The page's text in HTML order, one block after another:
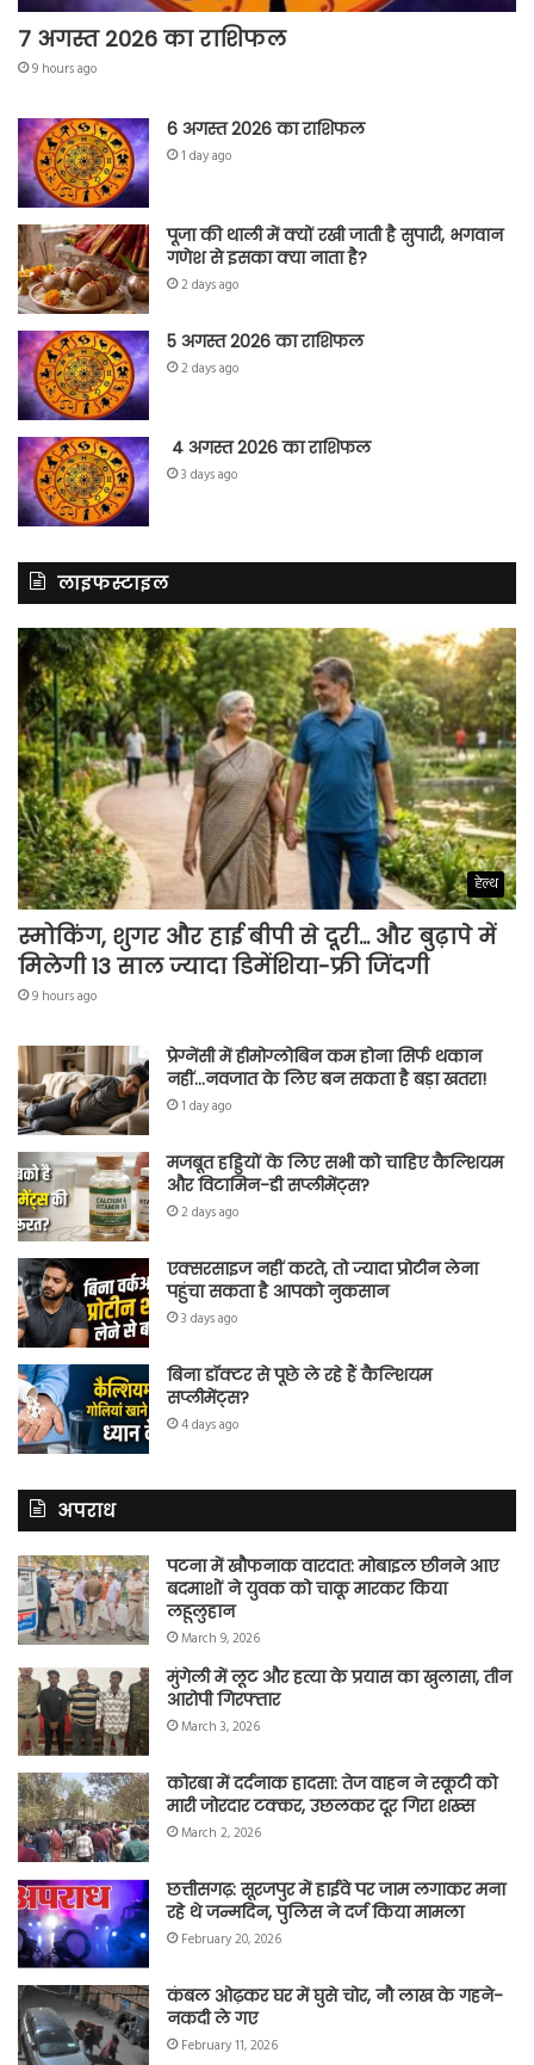
7 अगस्त 2026 का राशिफल
9 hours ago
6 अगस्त 2026 का राशिफल
1 day ago
पूजा की थाली में क्यों रखी जाती है सुपारी, भगवान
गणेश से इसका क्या नाता है?
2 days ago
5 अगस्त 2026 का राशिफल
2 days ago
4 अगस्त 2026 का राशिफल
3 days ago
लाइफस्टाइल
हेल्थ
स्मोकिंग, शुगर और हाई बीपी से दूरी… और बुढ़ापे में
मिलेगी 13 साल ज्यादा डिमेंशिया-फ्री जिंदगी
9 hours ago
प्रेग्नेंसी में हीमोग्लोबिन कम होना सिर्फ थकान
नहीं…नवजात के लिए बन सकता है बड़ा खतरा!
1 day ago
मजबूत हड्डियों के लिए सभी को चाहिए कैल्शियम
और विटामिन-डी सप्लीमेंट्स?
2 days ago
एक्सरसाइज नहीं करते, तो ज्यादा प्रोटीन लेना
पहुंचा सकता है आपको नुकसान
3 days ago
बिना डॉक्टर से पूछे ले रहे हैं कैल्शियम
सप्लीमेंट्स?
4 days ago
अपराध
पटना में खौफनाक वारदात: मोबाइल छीनने आए
बदमाशों ने युवक को चाकू मारकर किया
लहूलुहान
March 9, 2026
मुंगेली में लूट और हत्या के प्रयास का खुलासा, तीन
आरोपी गिरफ्तार
March 3, 2026
कोरबा में दर्दनाक हादसा: तेज वाहन ने स्कूटी को
मारी जोरदार टक्कर, उछलकर दूर गिरा शख्स
March 2, 2026
छत्तीसगढ़: सूरजपुर में हाईवे पर जाम लगाकर मना
रहे थे जन्मदिन, पुलिस ने दर्ज किया मामला
February 20, 2026
कंबल ओढ़कर घर में घुसे चोर, नौ लाख के गहने-
नकदी ले गए
February 11, 2026